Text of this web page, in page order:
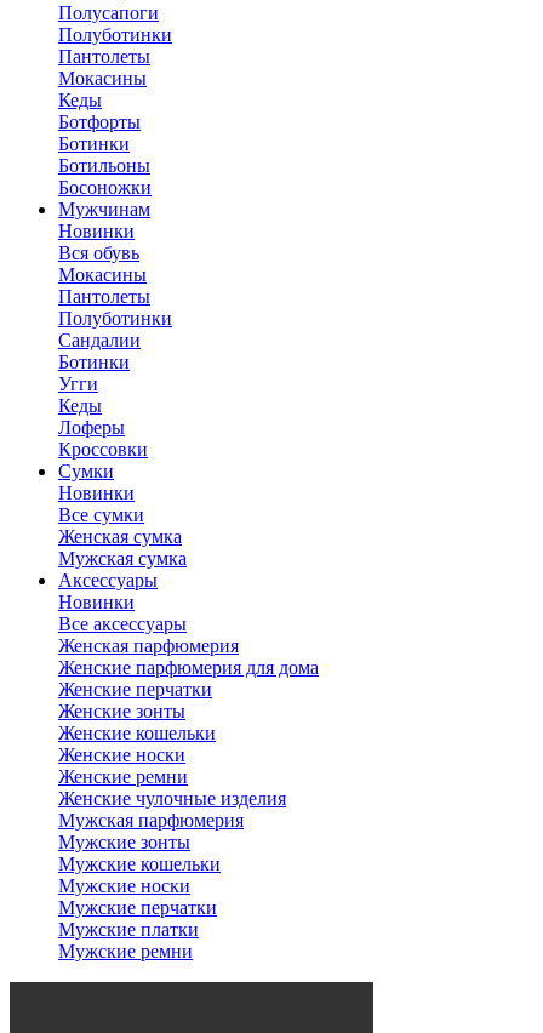
Полусапоги
Полуботинки
Пантолеты
Мокасины
Кеды
Ботфорты
Ботинки
Ботильоны
Босоножки
Мужчинам
Новинки
Вся обувь
Мокасины
Пантолеты
Полуботинки
Сандалии
Ботинки
Угги
Кеды
Лоферы
Кроссовки
Сумки
Новинки
Все сумки
Женская сумка
Мужская сумка
Аксессуары
Новинки
Все аксессуары
Женская парфюмерия
Женские парфюмерия для дома
Женские перчатки
Женские зонты
Женские кошельки
Женские носки
Женские ремни
Женские чулочные изделия
Мужская парфюмерия
Мужские зонты
Мужские кошельки
Мужские носки
Мужские перчатки
Мужские платки
Мужские ремни